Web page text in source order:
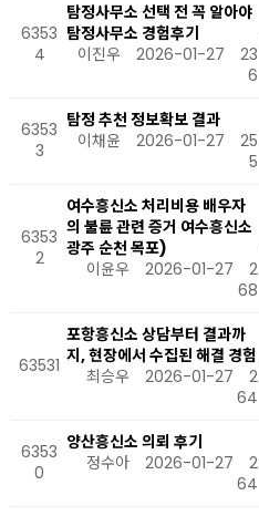
6353
4
탐정사무소 선택 전 꼭 알아야
탐정사무소 경험후기
이진우
2026-01-27
23
6
6353
3
탐정 추천 정보확보 결과
이채윤
2026-01-27
25
5
6353
2
여수흥신소 처리비용 배우자
의 불륜 관련 증거 여수흥신소
광주 순천 목포)
이윤우
2026-01-27
2
68
63531
포항흥신소 상담부터 결과까
지, 현장에서 수집된 해결 경험
최승우
2026-01-27
2
64
6353
0
양산흥신소 의뢰 후기
정수아
2026-01-27
2
64